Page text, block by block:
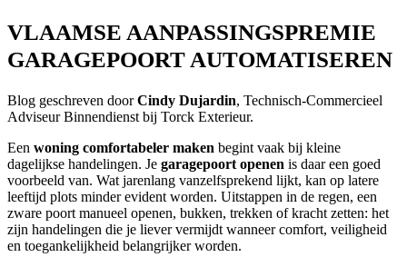
VLAAMSE AANPASSINGSPREMIE
GARAGEPOORT AUTOMATISEREN
Blog geschreven door Cindy Dujardin, Technisch-Commercieel
Adviseur Binnendienst bij Torck Exterieur.
Een woning comfortabeler maken begint vaak bij kleine
dagelijkse handelingen. Je garagepoort openen is daar een goed
voorbeeld van. Wat jarenlang vanzelfsprekend lijkt, kan op latere
leeftijd plots minder evident worden. Uitstappen in de regen, een
zware poort manueel openen, bukken, trekken of kracht zetten: het
zijn handelingen die je liever vermijdt wanneer comfort, veiligheid
en toegankelijkheid belangrijker worden.